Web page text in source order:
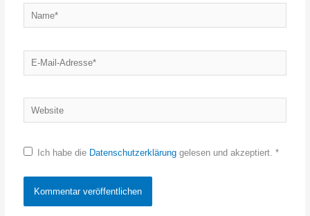
Name*
E-
Mail-
Website
Ich habe die Datenschutzerklärunggelesen und akzeptiert. *